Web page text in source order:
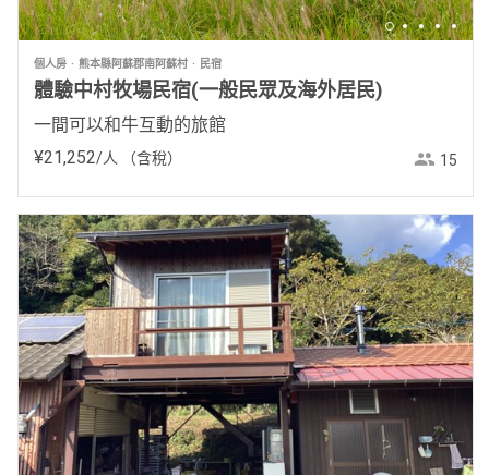
個人房 熊本縣阿蘇郡南阿蘇村 民宿
體驗中村牧場民宿(一般民眾及海外居民)
一間可以和牛互動的旅館
¥21,252/人 （含稅） 15